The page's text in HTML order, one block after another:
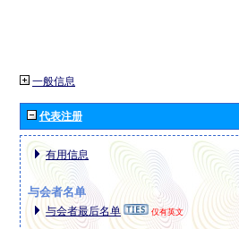
一般信息
代表注册
有用信息
与会者名单
与会者最后名单 仅有英文